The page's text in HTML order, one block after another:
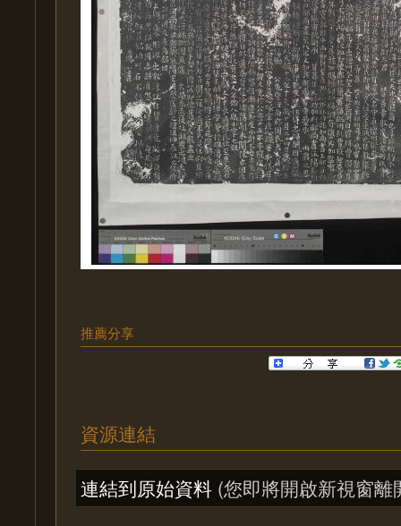
推薦分享
資源連結
連結到原始資料 (您即將開啟新視窗離